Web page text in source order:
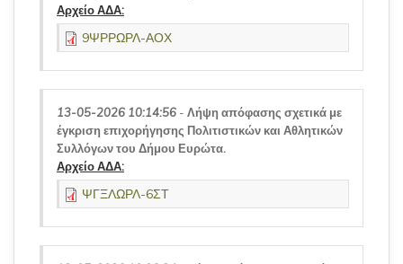
Αρχείο ΑΔΑ:
9ΨΡΡΩΡΛ-ΑΟΧ
13-05-2026 10:14:56 - Λήψη απόφασης σχετικά με
έγκριση επιχορήγησης Πολιτιστικών και Αθλητικών
Συλλόγων του Δήμου Ευρώτα.
Αρχείο ΑΔΑ:
ΨΓΞΛΩΡΛ-6ΣΤ